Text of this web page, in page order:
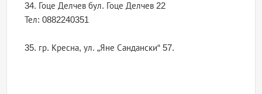
34. Гоце Делчев бул. Гоце Делчев 22
Тел: 0882240351
35. гр. Кресна, ул. „Яне Сандански“ 57.